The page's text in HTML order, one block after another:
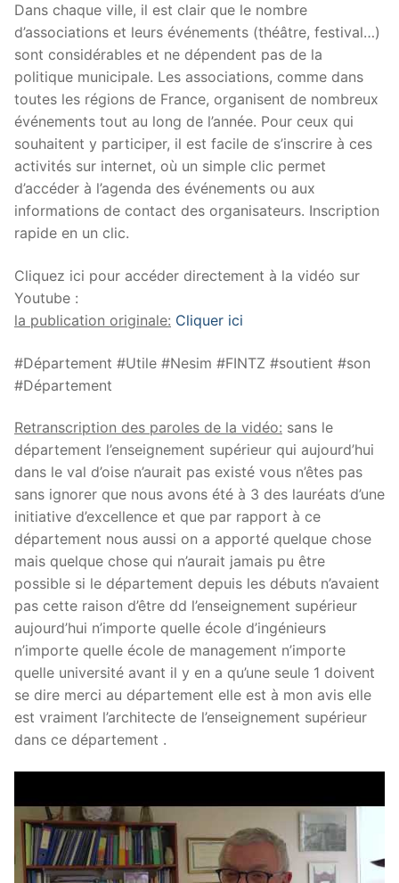
Dans chaque ville, il est clair que le nombre
d’associations et leurs événements (théâtre, festival…)
sont considérables et ne dépendent pas de la
politique municipale. Les associations, comme dans
toutes les régions de France, organisent de nombreux
événements tout au long de l’année. Pour ceux qui
souhaitent y participer, il est facile de s’inscrire à ces
activités sur internet, où un simple clic permet
d’accéder à l’agenda des événements ou aux
informations de contact des organisateurs. Inscription
rapide en un clic.
Cliquez ici pour accéder directement à la vidéo sur
Youtube :
la publication originale: Cliquer ici
#Département #Utile #Nesim #FINTZ #soutient #son
#Département
Retranscription des paroles de la vidéo: sans le
département l’enseignement supérieur qui aujourd’hui
dans le val d’oise n’aurait pas existé vous n’êtes pas
sans ignorer que nous avons été à 3 des lauréats d’une
initiative d’excellence et que par rapport à ce
département nous aussi on a apporté quelque chose
mais quelque chose qui n’aurait jamais pu être
possible si le département depuis les débuts n’avaient
pas cette raison d’être dd l’enseignement supérieur
aujourd’hui n’importe quelle école d’ingénieurs
n’importe quelle école de management n’importe
quelle université avant il y en a qu’une seule 1 doivent
se dire merci au département elle est à mon avis elle
est vraiment l’architecte de l’enseignement supérieur
dans ce département .